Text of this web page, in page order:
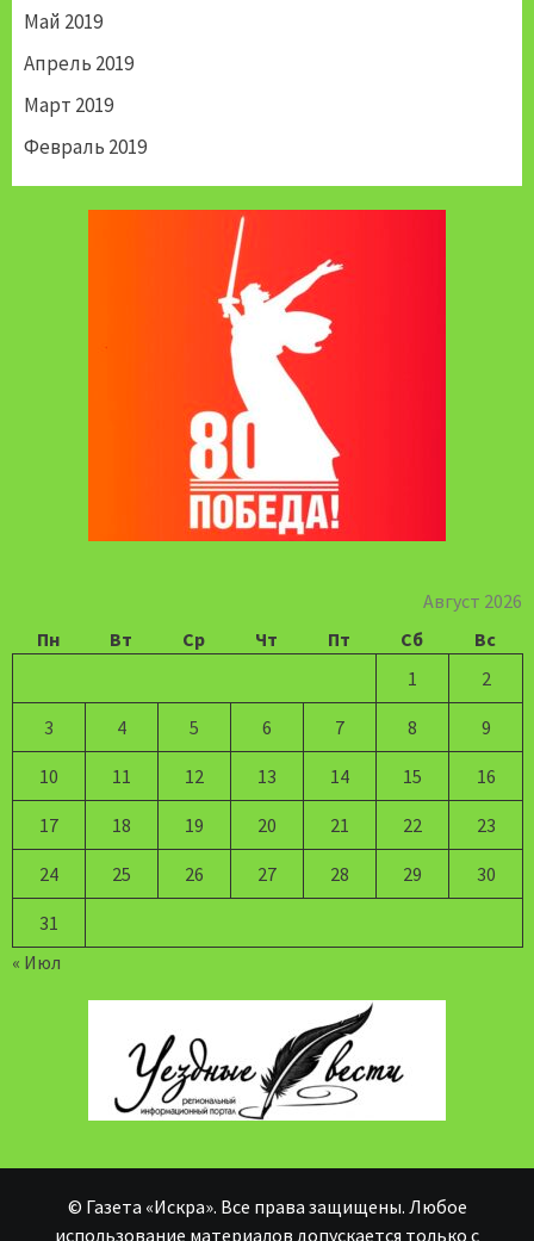
Май 2019
Апрель 2019
Март 2019
Февраль 2019
Август 2026
Пн
Вт Ср Чт Пт Сб
Вс
1
2
3 4 5 6 7 8 9
10 11 12 13 14 15 16
17 18 19 20 21 22 23
24 25 26 27 28 29 30
31
« Июл
© Газета «Искра». Все права защищены. Любое
использование материалов допускается только с